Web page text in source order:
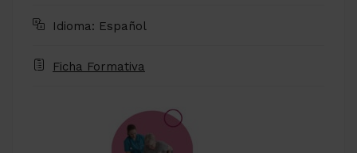
Idioma: Español
Ficha Formativa